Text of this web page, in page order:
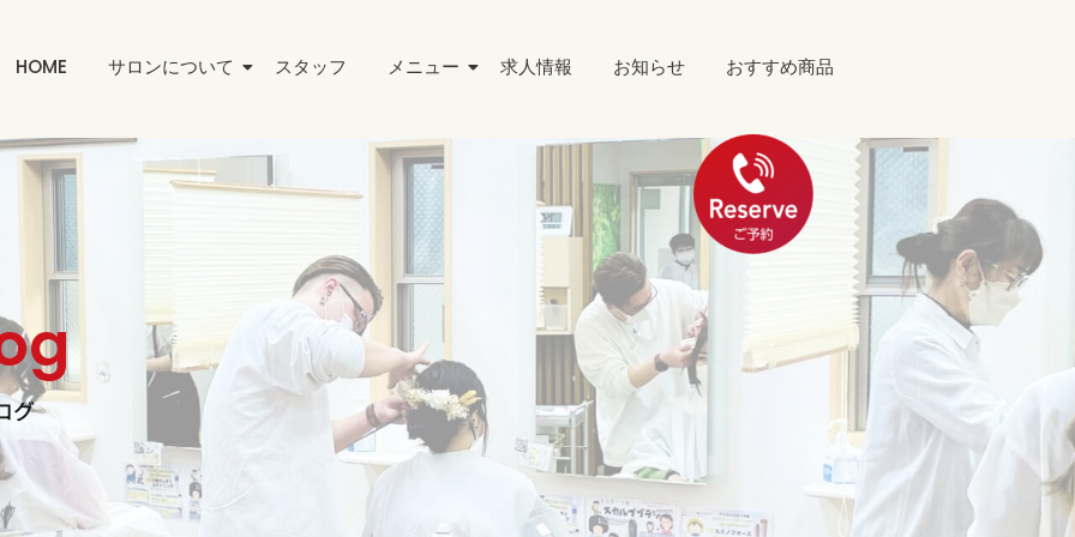
HOME サロンについて スタッフ メニュー 求人情報 お知らせ おすすめ商品
グ